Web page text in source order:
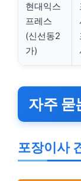
현대익스
프레스
(신선동2
가)
자주 묻
포장이사